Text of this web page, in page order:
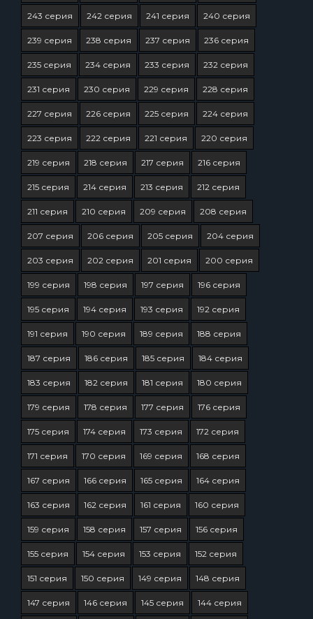
243 серия 242 серия 241 серия 240 серия
239 серия 238 серия 237 серия 236 серия
235 серия 234 серия 233 серия 232 серия
231 серия 230 серия 229 серия 228 серия
227 серия 226 серия 225 серия 224 серия
223 серия 222 серия 221 серия 220 серия
219 серия 218 серия 217 серия 216 серия
215 серия 214 серия 213 серия 212 серия
211 серия 210 серия 209 серия 208 серия
207 серия 206 серия 205 серия 204 серия
203 серия 202 серия 201 серия 200 серия
199 серия 198 серия 197 серия 196 серия
195 серия 194 серия 193 серия 192 серия
191 серия 190 серия 189 серия 188 серия
187 серия 186 серия 185 серия 184 серия
183 серия 182 серия 181 серия 180 серия
179 серия 178 серия 177 серия 176 серия
175 серия 174 серия 173 серия 172 серия
171 серия 170 серия 169 серия 168 серия
167 серия 166 серия 165 серия 164 серия
163 серия 162 серия 161 серия 160 серия
159 серия 158 серия 157 серия 156 серия
155 серия 154 серия 153 серия 152 серия
151 серия 150 серия 149 серия 148 серия
147 серия 146 серия 145 серия 144 серия